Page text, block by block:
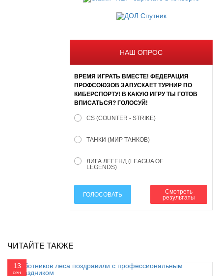
НАШ ОПРОС
ВРЕМЯ ИГРАТЬ ВМЕСТЕ! ФЕДЕРАЦИЯ
ПРОФСОЮЗОВ ЗАПУСКАЕТ ТУРНИР ПО
КИБЕРСПОРТУ! В КАКУЮ ИГРУ ТЫ ГОТОВ
ВПИСАТЬСЯ? ГОЛОСУЙ!
CS (COUNTER - STRIKE)
ТАНКИ (МИР ТАНКОВ)
ЛИГА ЛЕГЕНД (LEAGUA OF
LEGENDS)
ГОЛОСОВАТЬ
Смотреть
результаты
ЧИТАЙТЕ ТАКЖЕ
13
сен